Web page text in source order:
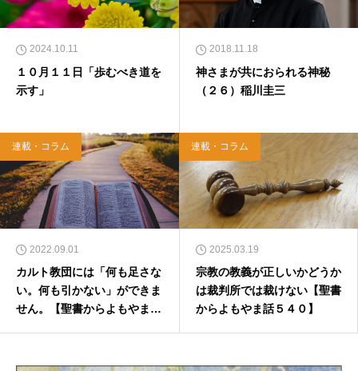
2024.10.11
１０月１１日「歩むべき道を
示す」
2018.11.18
神さまが共におられる神秘
（２６）稲川圭三
連載・コラム
2022.09.01
カルト教団には「何も足さな
い。何も引かない」ができま
せん。【聖書からよもやま話
連載・コラム
2025.03.19
宗教の教義が正しいかどうか
は裁判所では裁けない【聖書
からよもやま話５４０】